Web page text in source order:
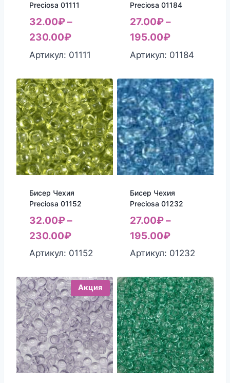
Preciosa 01111
32.00₽–
230.00₽
Артикул: 01111
Preciosa 01184
27.00₽–
195.00₽
Артикул: 01184
Бисер Чехия
Preciosa 01152
32.00₽–
230.00₽
Артикул: 01152
Бисер Чехия
Preciosa 01232
27.00₽–
195.00₽
Артикул: 01232
Акция